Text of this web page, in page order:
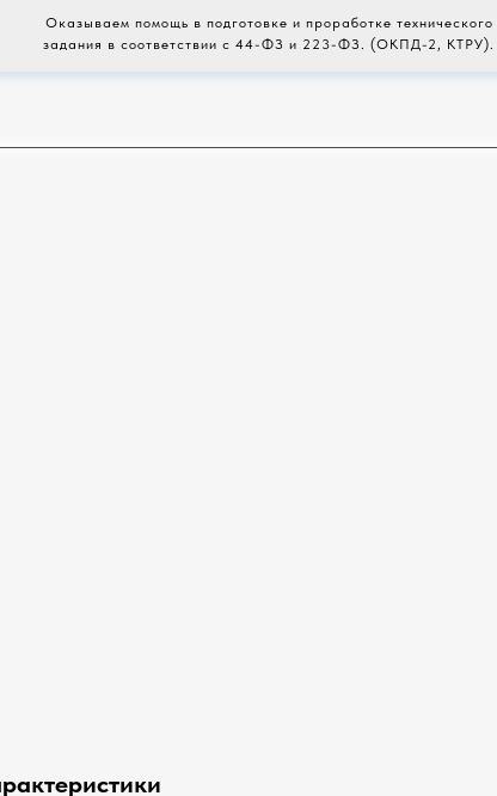
Оказываем помощь в подготовке и проработке технического
задания в соответствии с 44-ФЗ и 223-ФЗ. (ОКПД-2, КТРУ).